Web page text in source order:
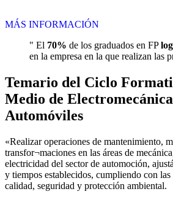
MÁS INFORMACIÓN
" El 70% de los graduados en FP
en la empresa en la que realizan las
Temario del Ciclo
Medio de
Automóviles
«Realizar operaciones de mantenimiento,
transfor¬maciones en las áreas de
electricidad del sector de automoción,
y tiempos establecidos, cumpliendo con
calidad, seguridad y protección ambiental.